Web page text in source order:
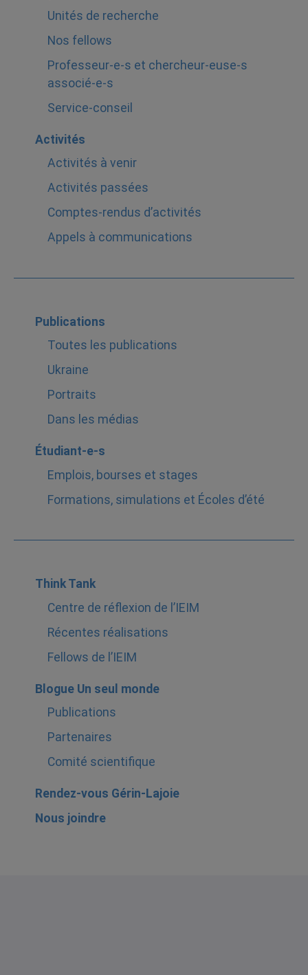
Unités de recherche
Nos fellows
Professeur-e-s et chercheur-euse-s
associé-e-s
Service-conseil
Activités
Activités à venir
Activités passées
Comptes-rendus d’activités
Appels à communications
Publications
Toutes les publications
Ukraine
Portraits
Dans les médias
Étudiant-e-s
Emplois, bourses et stages
Formations, simulations et Écoles d’été
Think Tank
Centre de réflexion de l’IEIM
Récentes réalisations
Fellows de l’IEIM
Blogue Un seul monde
Publications
Partenaires
Comité scientifique
Rendez-vous Gérin-Lajoie
Nous joindre